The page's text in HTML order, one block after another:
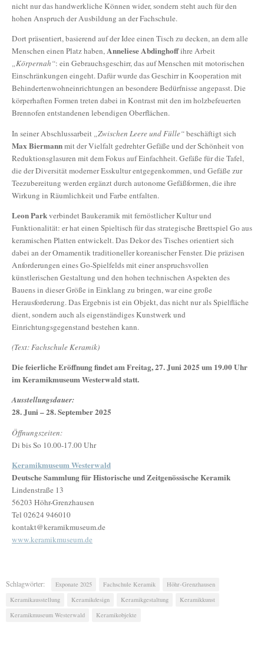
nicht nur das handwerkliche Können wider, sondern steht auch für den
hohen Anspruch der Ausbildung an der Fachschule.
Dort präsentiert, basierend auf der Idee einen Tisch zu decken, an dem alle
Menschen einen Platz haben,Anneliese Abdinghoffihre Arbeit
„Körpernah“: ein Gebrauchsgeschirr, das auf Menschen mit motorischen
Einschränkungen eingeht. Dafür wurde das Geschirr in Kooperation mit
Behindertenwohneinrichtungen an besondere Bedürfnisse angepasst. Die
körperhaften Formen treten dabei in Kontrast mit den im holzbefeuerten
Brennofen entstandenen lebendigen Oberflächen.
In seiner Abschlussarbeit
„Zwischen Leere und Fülle“beschäftigt sich
Max Biermannmit der Vielfalt gedrehter Gefäße und der Schönheit von
Reduktionsglasuren mit dem Fokus auf Einfachheit. Gefäße für die Tafel,
die der Diversität moderner Esskultur entgegenkommen, und Gefäße zur
Teezubereitung werden ergänzt durch autonome Gefäßformen, die ihre
Wirkung in Räumlichkeit und Farbe entfalten.
Leon Parkverbindet Baukeramik mit fernöstlicher Kultur und
Funktionalität: er hat einen Spieltisch für das strategische Brettspiel Go aus
keramischen Platten entwickelt. Das Dekor des Tisches orientiert sich
dabei an der Ornamentik traditioneller koreanischer Fenster. Die präzisen
Anforderungen eines Go-Spielfelds mit einer anspruchsvollen
künstlerischen Gestaltung und den hohen technischen Aspekten des
Bauens in dieser Größe in Einklang zu bringen, war eine große
Herausforderung. Das Ergebnis ist ein Objekt, das nicht nur als Spielfläche
dient, sondern auch als eigenständiges Kunstwerk und
Einrichtungsgegenstand bestehen kann.
(Text: Fachschule Keramik)
Die feierliche Eröffnung findet am Freitag, 27. Juni 2025 um 19.00 Uhr
im Keramikmuseum Westerwald statt.
Ausstellungsdauer:
28. Juni – 28. September 2025
Öffnungszeiten:
Di bis So 10.00-17.00 Uhr
Keramikmuseum Westerwald
Deutsche Sammlung für Historische und Zeitgenössische Keramik
Lindenstraße 13
56203 Höhr-Grenzhausen
Tel 02624 946010
kontakt@keramikmuseum.de
www.keramikmuseum.de
Schlagwörter: Exponate 2025 Fachschule Keramik
Höhr-Grenzhausen
Keramikausstellung
Keramikdesign Keramikgestaltung
Keramikkunst
Keramikmuseum Westerwald
Keramikobjekte